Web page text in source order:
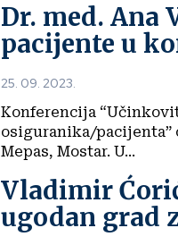
Dr. med. Ana
pacijente u
25. 09. 2023.
Konferencija
osiguranika/pacijenta”
Mepas, Mostar. U...
Vladimir
ugodan grad